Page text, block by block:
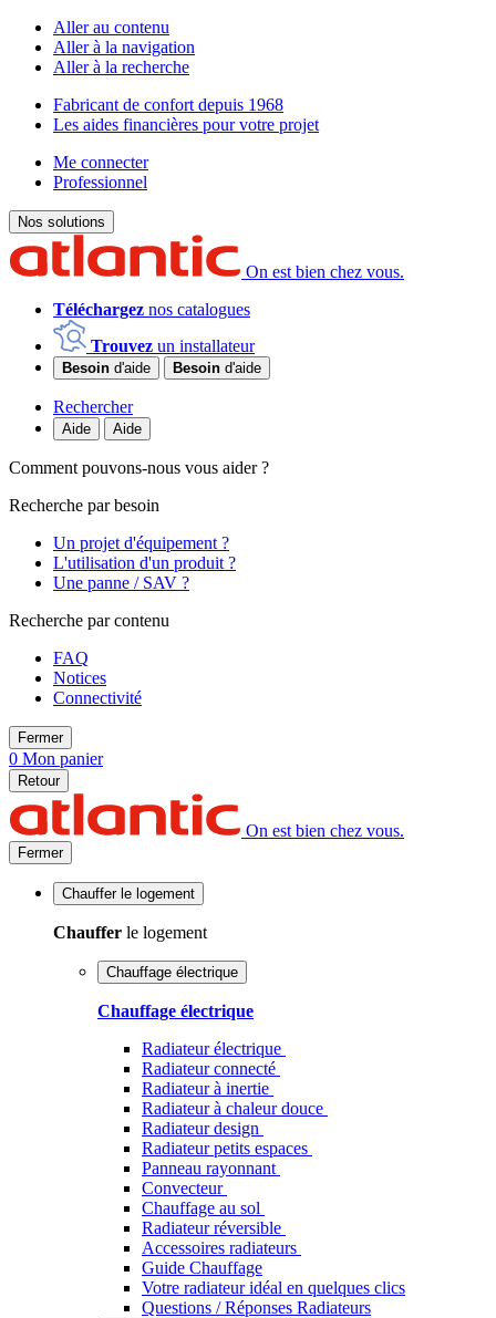
Aller au contenu
Aller à la navigation
Aller à la recherche
Fabricant de confort depuis 1968
Les aides financières pour votre projet
Me connecter
Professionnel
Nos solutions
On est bien chez vous.
Téléchargez nos catalogues
Trouvez un installateur
Besoin d'aide Besoin d'aide
Rechercher
Aide Aide
Comment pouvons-nous vous aider ?
Recherche par besoin
Un projet d'équipement ?
L'utilisation d'un produit ?
Une panne / SAV ?
Recherche par contenu
FAQ
Notices
Connectivité
Fermer
0 Mon panier
Retour
On est bien chez vous.
Fermer
Chauffer le logement
Chauffer le logement
Chauffage électrique
Chauffage électrique
Radiateur électrique
Radiateur connecté
Radiateur à inertie
Radiateur à chaleur douce
Radiateur design
Radiateur petits espaces
Panneau rayonnant
Convecteur
Chauffage au sol
Radiateur réversible
Accessoires radiateurs
Guide Chauffage
Votre radiateur idéal en quelques clics
Questions / Réponses Radiateurs